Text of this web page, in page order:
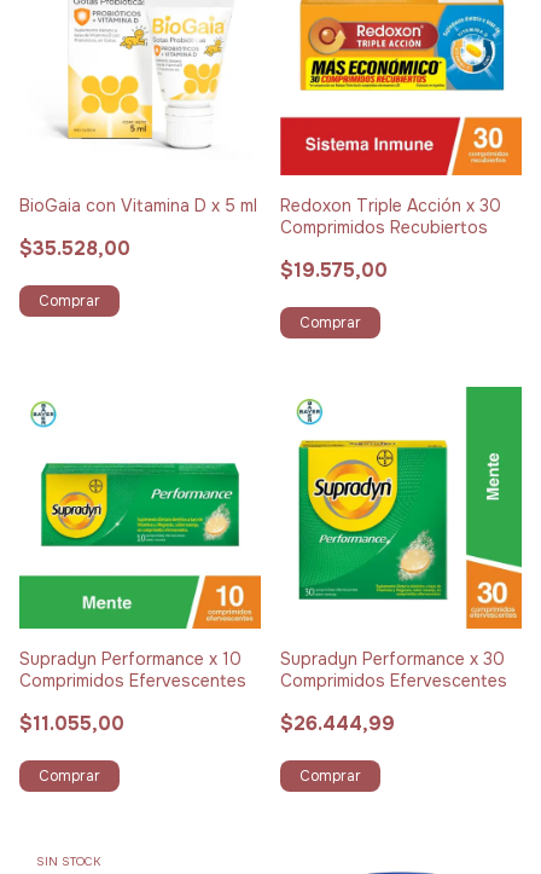
BioGaia con Vitamina D x 5 ml
$35.528,00
Comprar
Redoxon Triple Acción x 30
Comprimidos Recubiertos
$19.575,00
Comprar
Supradyn Performance x 10
Comprimidos Efervescentes
$11.055,00
Comprar
Supradyn Performance x 30
Comprimidos Efervescentes
$26.444,99
Comprar
SIN STOCK